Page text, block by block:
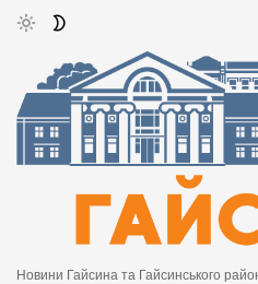
Новини Гайсина та Гайсинського